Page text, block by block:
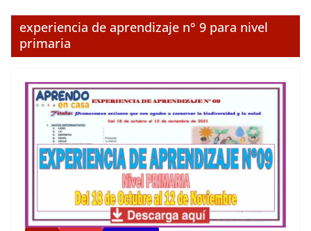
experiencia de aprendizaje n° 9 para nivel
primaria